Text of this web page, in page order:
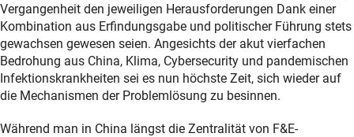
Vergangenheit den jeweiligen Herausforderungen Dank einer
Kombination aus Erfindungsgabe und politischer Führung stets
gewachsen gewesen seien. Angesichts der akut vierfachen
Bedrohung aus China, Klima, Cybersecurity und pandemischen
Infektionskrankheiten sei es nun höchste Zeit, sich wieder auf
die Mechanismen der Problemlösung zu besinnen.
Während man in China längst die Zentralität von F&E-